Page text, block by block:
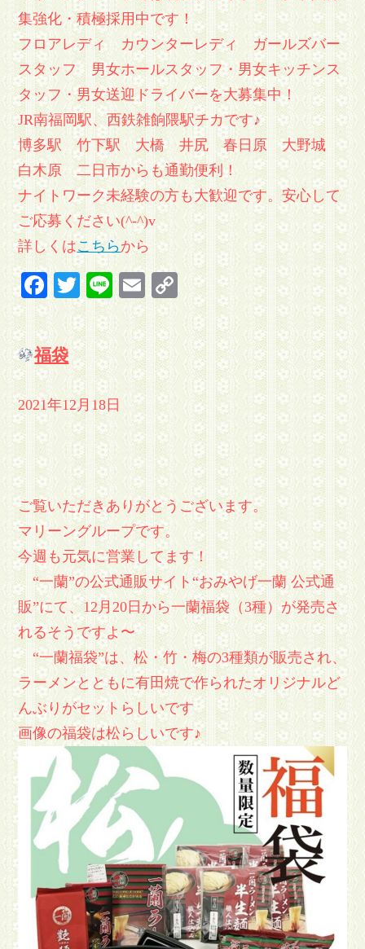
集強化・積極採用中です！
フロアレディ カウンターレディ ガールズバー
スタッフ 男女ホールスタッフ・男女キッチンス
タッフ・男女送迎ドライバーを大募集中！
JR南福岡駅、西鉄雑餉隈駅チカです♪
博多駅 竹下駅 大橋 井尻 春日原 大野城
白木原 二日市からも通勤便利！
ナイトワーク未経験の方も大歓迎です。安心して
ご応募ください(^-^)v
詳しくはこちらから
Facebook
Twitter
LineEmailCopy
Link
福袋
2021年12月18日
ご覧いただきありがとうございます。
マリーングループです。
今週も元気に営業してます！
“一蘭”の公式通販サイト“おみやげ一蘭 公式通
販”にて、12月20日から一蘭福袋（3種）が発売さ
れるそうですよ〜
“一蘭福袋”は、松・竹・梅の3種類が販売され、
ラーメンとともに有田焼で作られたオリジナルど
んぶりがセットらしいです
画像の福袋は松らしいです♪